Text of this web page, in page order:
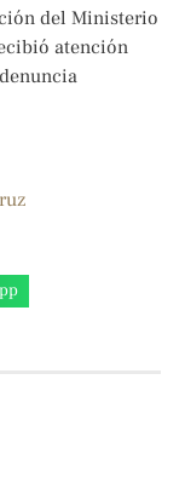
del Ministerio
atención